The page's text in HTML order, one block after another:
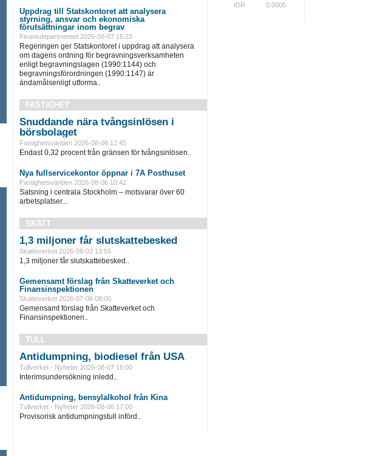
Uppdrag till Statskontoret att analysera
styrning, ansvar och ekonomiska
förutsättningar inom begrav
Finansdepartmentet 2026-08-07 15:23
Regeringen ger Statskontoret i uppdrag att analysera
om dagens ordning för begravningsverksamheten
enligt begravningslagen (1990:1144) och
begravningsförordningen (1990:1147) är
ändamålsenligt utforma..
FASTIGHET
Snuddande nära tvångsinlösen i
börsbolaget
Fastighetsvärlden 2026-08-06 12:45
Endast 0,32 procent från gränsen för tvångsinlösen..
Nya fullservicekontor öppnar i 7A Posthuset
Fastighetsvärlden 2026-08-06 10:42
Satsning i centrala Stockholm – motsvarar över 60
arbetsplatser...
SKATT
1,3 miljoner får slutskattebesked
Skatteverket 2026-08-03 13:55
1,3 miljoner får slutskattebesked..
Gemensamt förslag från Skatteverket och
Finansinspektionen
Skatteverket 2026-07-06 08:00
Gemensamt förslag från Skatteverket och
Finansinspektionen..
TULL
Antidumpning, biodiesel från USA
Tullverket - Nyheter 2026-08-07 16:00
Interimsundersökning inledd..
Antidumpning, bensylalkohol från Kina
Tullverket - Nyheter 2026-08-06 17:00
Provisorisk antidumpningstull införd..
IDR
0.0005